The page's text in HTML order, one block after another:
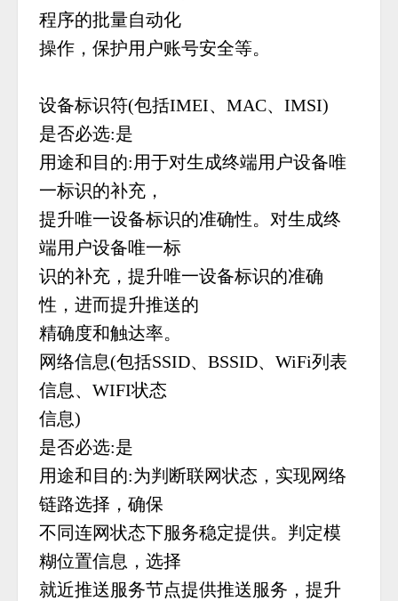
程序的批量自动化
操作，保护用户账号安全等。
设备标识符(包括IMEI、MAC、IMSI)
是否必选:是
用途和目的:用于对生成终端用户设备唯
一标识的补充，
提升唯一设备标识的准确性。对生成终
端用户设备唯一标
识的补充，提升唯一设备标识的准确
性，进而提升推送的
精确度和触达率。
网络信息(包括SSID、BSSID、WiFi列表
信息、WIFI状态
信息)
是否必选:是
用途和目的:为判断联网状态，实现网络
链路选择，确保
不同连网状态下服务稳定提供。判定模
糊位置信息，选择
就近推送服务节点提供推送服务，提升